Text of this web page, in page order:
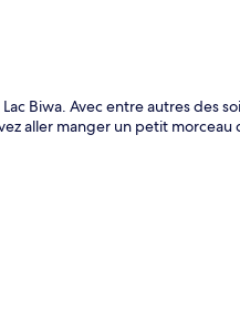
Biwa. Avec entre autres des
aller manger un petit morceau